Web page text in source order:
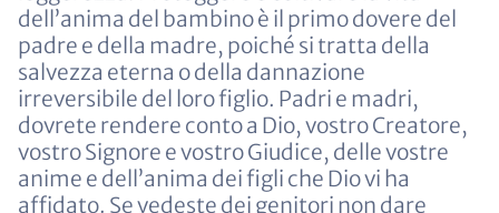
dell’anima del bambino è il primo dovere del
padre e della madre, poiché si tratta della
salvezza eterna o della dannazione
irreversibile del loro figlio. Padri e madri,
dovrete rendere conto a Dio, vostro Creatore,
vostro Signore e vostro Giudice, delle vostre
anime e dell’anima dei figli che Dio vi ha
affidato. Se vedeste dei genitori non dare